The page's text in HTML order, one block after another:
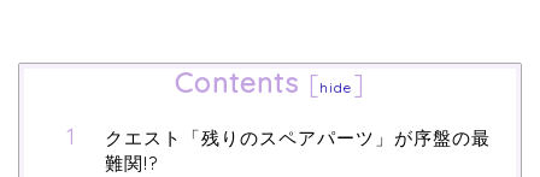
Contents [hide ]
クエスト「残りのスペアパーツ」が序盤の最
難関!?